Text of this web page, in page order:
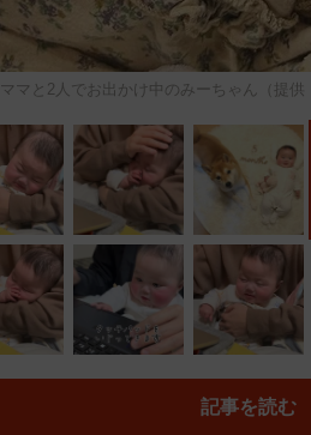
ママと2人でお出かけ中のみーちゃん（提供
記事を読む